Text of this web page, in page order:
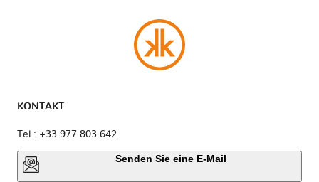
KONTAKT
Tel : +33 977 803 642
Senden Sie eine E-Mail